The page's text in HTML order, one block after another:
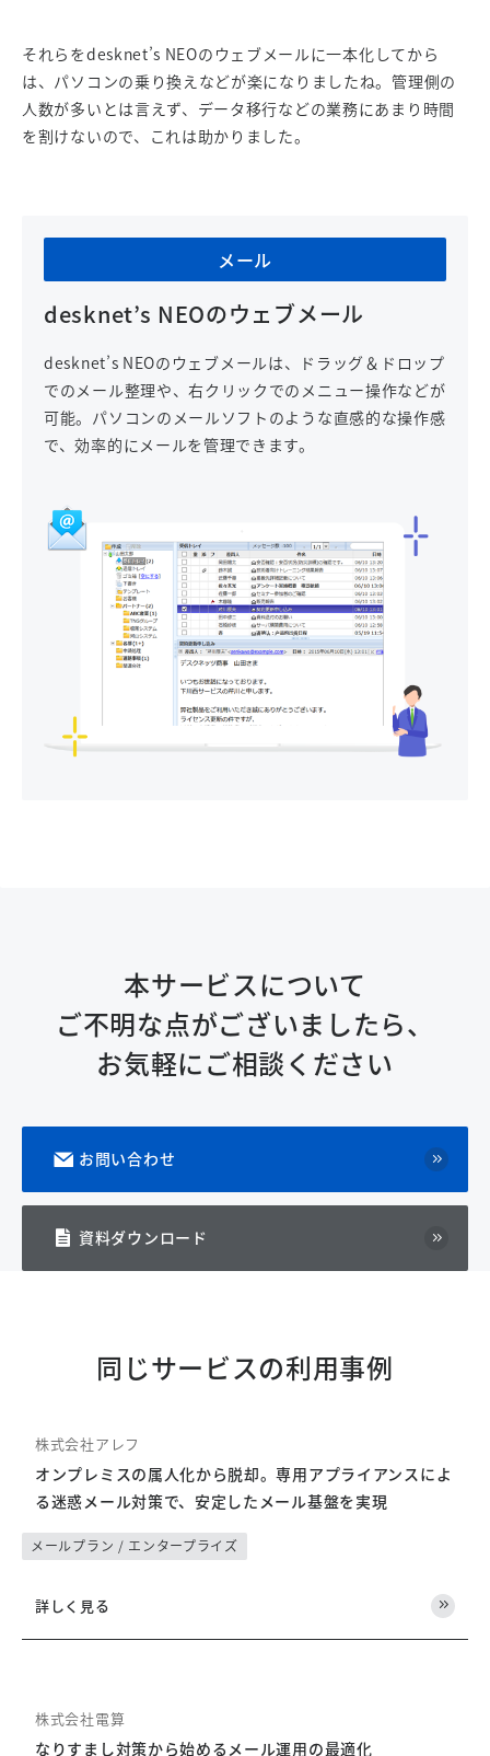
それらをdesknet’s NEOのウェブメールに一本化してから
は、パソコンの乗り換えなどが楽になりましたね。管理側の
人数が多いとは言えず、データ移行などの業務にあまり時間
を割けないので、これは助かりました。
メール
desknet’s NEOのウェブメール
desknet’s NEOのウェブメールは、ドラッグ＆ドロップ
でのメール整理や、右クリックでのメニュー操作などが
可能。パソコンのメールソフトのような直感的な操作感
で、効率的にメールを管理できます。
本サービスについて
ご不明な点がございましたら、
お気軽にご相談ください
お問い合わせ
資料ダウンロード
同じサービスの利用事例
オンプレミスの属人化から脱却。専用アプライアンスによ
る迷惑メール対策で、安定したメール基盤を実現
株式会社アレフ
メールプラン / エンタープライズ
詳しく見る
なりすまし対策から始めるメール運用の最適化
株式会社電算